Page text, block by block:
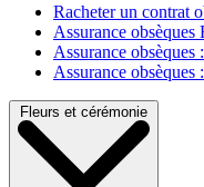
Racheter un contrat
Assurance obsèques
Assurance
Assurance
Fleurs et cérémonie